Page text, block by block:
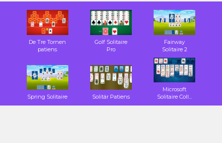
De Tre Tornen
patiens
Golf Solitaire
Pro
Fairway
Solitaire 2
Spring Solitaire Solitär Patiens
Microsoft
Solitaire Coll...